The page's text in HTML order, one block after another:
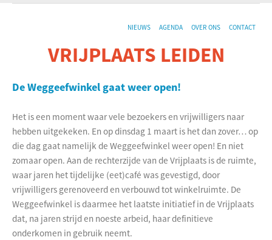
NIEUWS AGENDA OVER ONS CONTACT
VRIJPLAATS LEIDEN
De Weggeefwinkel gaat weer open!
Het is een moment waar vele bezoekers en vrijwilligers naar
hebben uitgekeken. En op dinsdag 1 maart is het dan zover… op
die dag gaat namelijk de Weggeefwinkel weer open! En niet
zomaar open. Aan de rechterzijde van de Vrijplaats is de ruimte,
waar jaren het tijdelijke (eet)café was gevestigd, door
vrijwilligers gerenoveerd en verbouwd tot winkelruimte. De
Weggeefwinkel is daarmee het laatste initiatief in de Vrijplaats
dat, na jaren strijd en noeste arbeid, haar definitieve
onderkomen in gebruik neemt.